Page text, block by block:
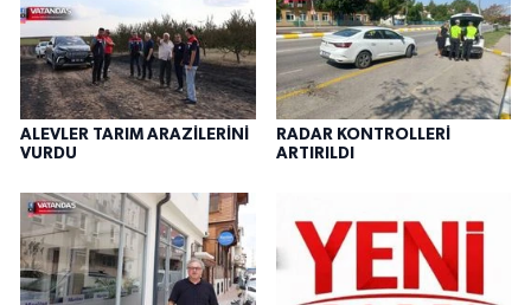
ALEVLER TARIM ARAZİLERİNİ
VURDU
RADAR KONTROLLERİ
ARTIRILDI